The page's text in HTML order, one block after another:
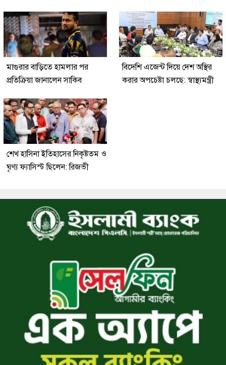
মাগুরার বাড়িতে হামলার পর
প্রতিক্রিয়া জানালেন সাকিব
বিদেশি এজেন্ট দিয়ে দেশ অস্থির
করার অপচেষ্টা চলছে: স্বাস্থ্যমন্ত্রী
শেখ হাসিনা ইতিহাসের নিকৃষ্টতম ও
ঘৃণ্য ফ্যাসিস্ট ছিলেন: রিজভী